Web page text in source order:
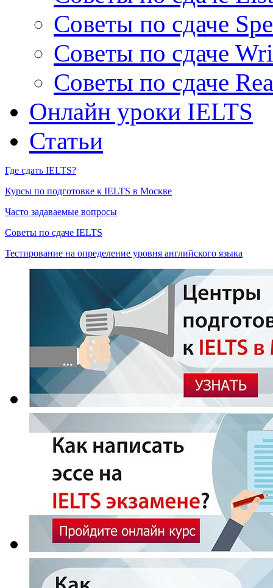
Советы по сдаче
Советы по сдаче
Советы по сдаче
Онлайн уроки IELTS
Статьи
Где сдать IELTS?
Курсы по подготовке к IELTS в Москве
Часто задаваемые вопросы
Советы по сдаче IELTS
Тестирование на определение уровня английского языка